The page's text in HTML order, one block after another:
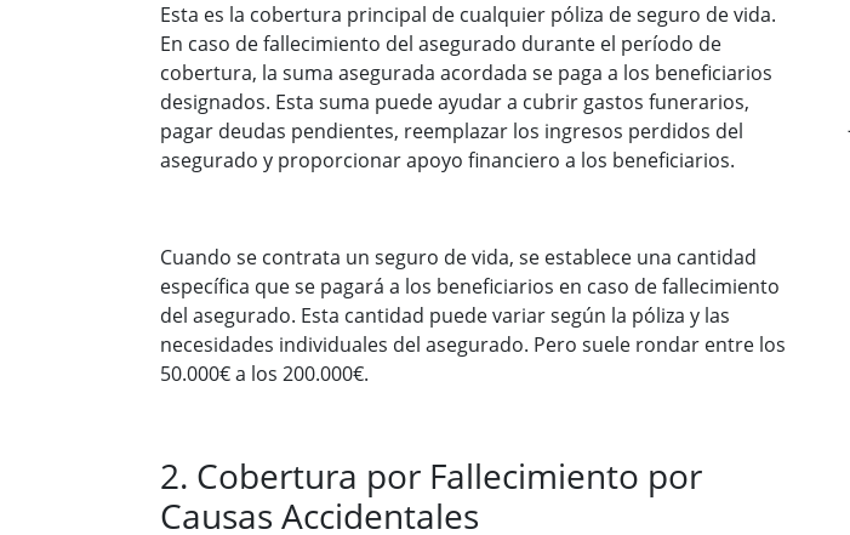
Esta es la cobertura principal de cualquier póliza de seguro de vida.
En caso de fallecimiento del asegurado durante el período de
cobertura, la suma asegurada acordada se paga a los beneficiarios
designados. Esta suma puede ayudar a cubrir gastos funerarios,
pagar deudas pendientes, reemplazar los ingresos perdidos del
asegurado y proporcionar apoyo financiero a los beneficiarios.
Cuando se contrata un seguro de vida, se establece una cantidad
específica que se pagará a los beneficiarios en caso de fallecimiento
del asegurado. Esta cantidad puede variar según la póliza y las
necesidades individuales del asegurado. Pero suele rondar entre los
50.000€ a los 200.000€.
2. Cobertura por Fallecimiento por
Causas Accidentales